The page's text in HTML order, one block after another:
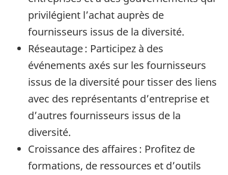
privilégient l’achat auprès de
fournisseurs issus de la diversité.
Réseautage : Participez à des
événements axés sur les fournisseurs
issus de la diversité pour tisser des liens
avec des représentants d’entreprise et
d’autres fournisseurs issus de la
diversité.
Croissance des affaires : Profitez de
formations, de ressources et d’outils